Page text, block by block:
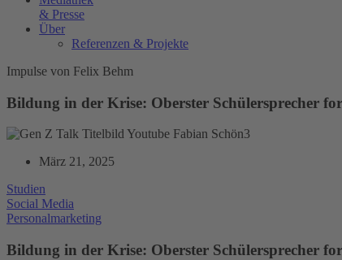
& Presse
Über
Referenzen & Projekte
Impulse von Felix Behm
Bildung in der Krise: Oberster Schülersprecher
März 21, 2025
Studien
Social Media
Personalmarketing
Bildung in der Krise: Oberster Schülersprecher